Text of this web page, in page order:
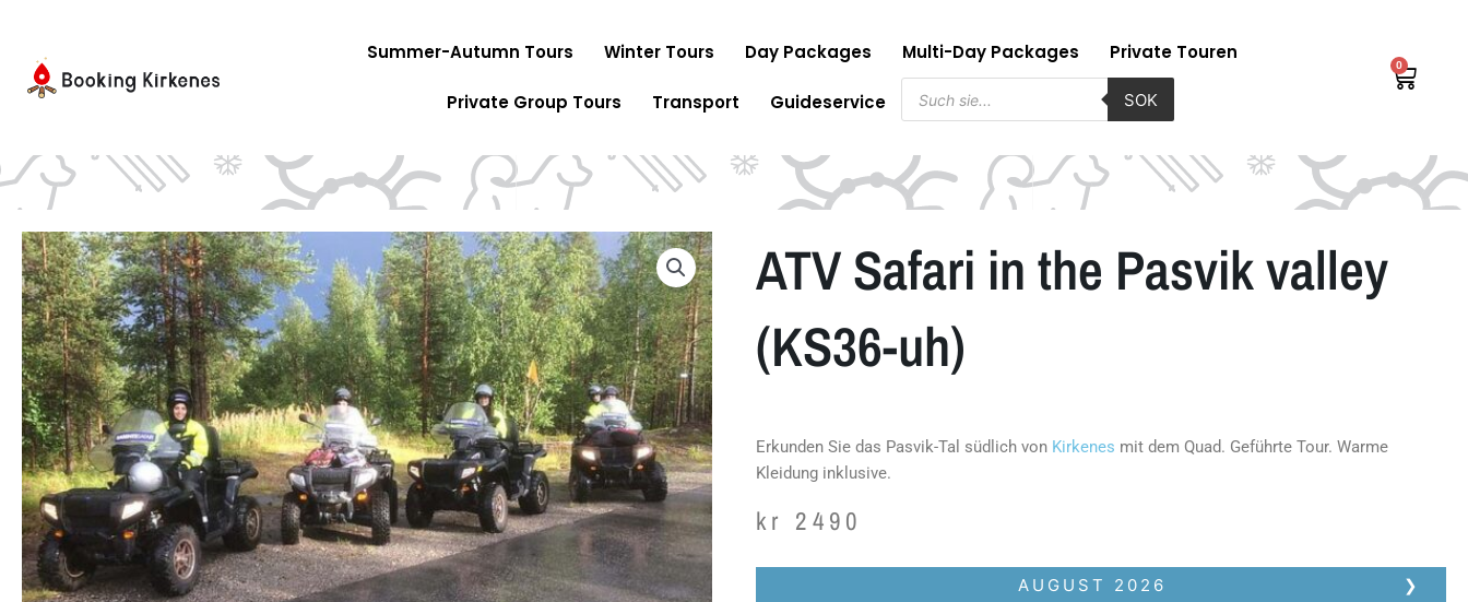
springen
Summer-Autumn Tours Winter Tours Day Packages Multi-Day Packages Private Touren
Private Group Tours Transport Guideservice
Produktsuche
SOK
0
ATV Safari in the Pasvik valley
(KS36-uh)
Erkunden Sie das Pasvik-Tal südlich von Kirkenes mit dem Quad. Geführte Tour. Warme
Kleidung inklusive.
kr 2490
❯
AUGUST 2026